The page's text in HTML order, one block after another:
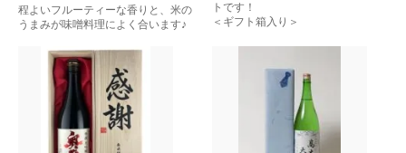
程よいフルーティーな香りと、米の
うまみが味噌料理によく合います♪
トです！
＜ギフト箱入り＞